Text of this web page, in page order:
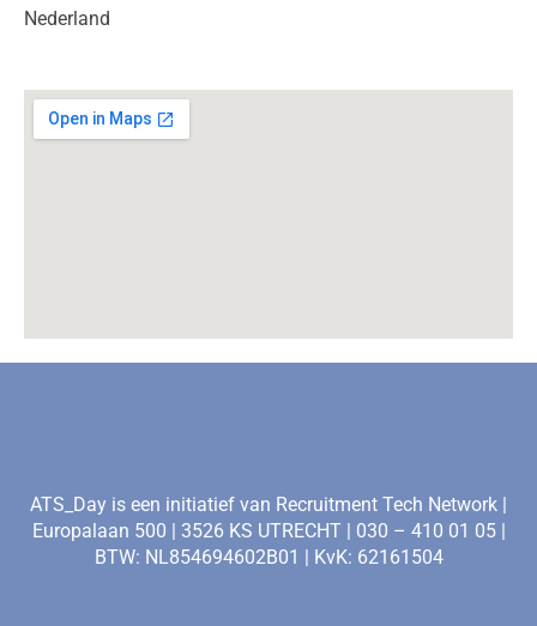
Nederland
ATS_Day is een initiatief van Recruitment Tech Network |
Europalaan 500 | 3526 KS UTRECHT | 030 – 410 01 05 |
BTW: NL854694602B01 | KvK: 62161504